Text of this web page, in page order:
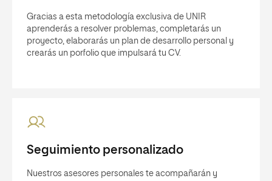
Gracias a esta metodología exclusiva de UNIR
aprenderás a resolver problemas, completarás un
proyecto, elaborarás un plan de desarrollo personal y
crearás un porfolio que impulsará tu CV.
Seguimiento personalizado
Nuestros asesores personales te acompañarán y